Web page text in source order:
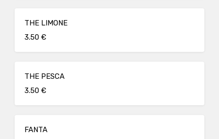
THE LIMONE
3.50 €
THE PESCA
3.50 €
FANTA